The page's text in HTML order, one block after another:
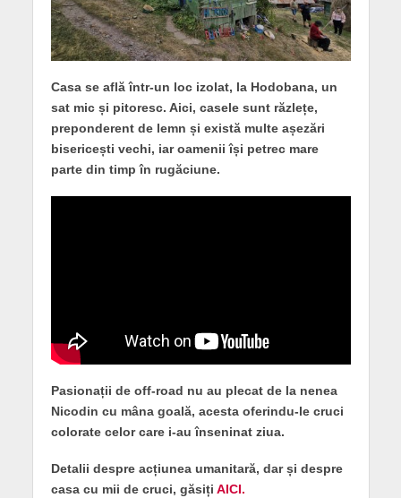
Casa se află într-un loc izolat, la Hodobana, un
sat mic și pitoresc. Aici, casele sunt răzlețe,
preponderent de lemn și există multe așezări
bisericești vechi, iar oamenii își petrec mare
parte din timp în rugăciune.
Pasionații de off-road nu au plecat de la nenea
Nicodin cu mâna goală, acesta oferindu-le cruci
colorate celor care i-au înseninat ziua.
Detalii despre acțiunea umanitară, dar și despre
casa cu mii de cruci, găsiți AICI.